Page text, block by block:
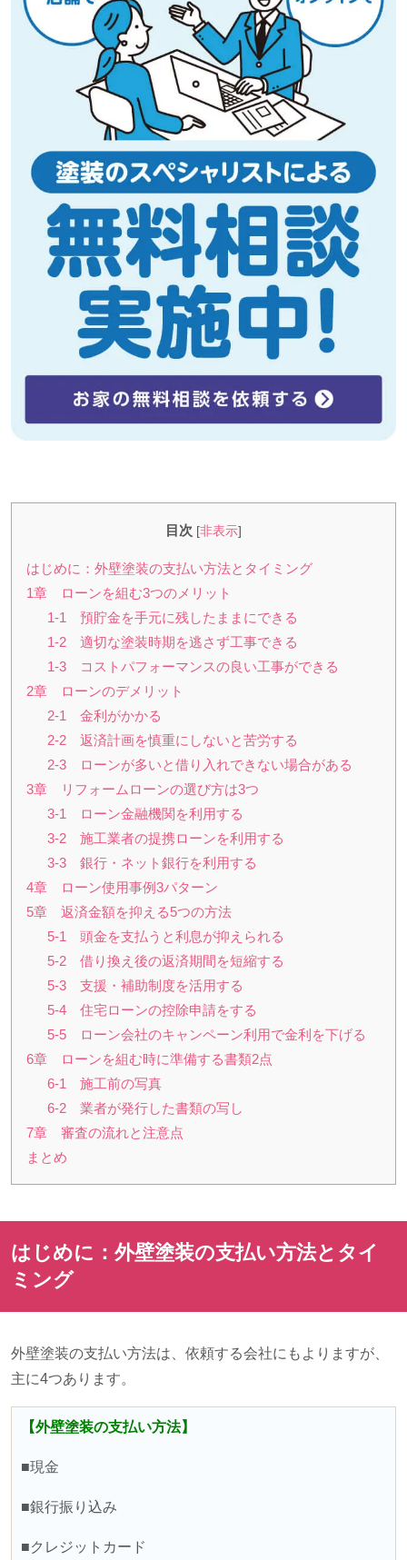
目次 [非表示]
はじめに：外壁塗装の支払い方法とタイミング
1章 ローンを組む3つのメリット
1-1 預貯金を手元に残したままにできる
1-2 適切な塗装時期を逃さず工事できる
1-3 コストパフォーマンスの良い工事ができる
2章 ローンのデメリット
2-1 金利がかかる
2-2 返済計画を慎重にしないと苦労する
2-3 ローンが多いと借り入れできない場合がある
3章 リフォームローンの選び方は3つ
3-1 ローン金融機関を利用する
3-2 施工業者の提携ローンを利用する
3-3 銀行・ネット銀行を利用する
4章 ローン使用事例3パターン
5章 返済金額を抑える5つの方法
5-1 頭金を支払うと利息が抑えられる
5-2 借り換え後の返済期間を短縮する
5-3 支援・補助制度を活用する
5-4 住宅ローンの控除申請をする
5-5 ローン会社のキャンペーン利用で金利を下げる
6章 ローンを組む時に準備する書類2点
6-1 施工前の写真
6-2 業者が発行した書類の写し
7章 審査の流れと注意点
まとめ
はじめに：外壁塗装の支払い方法とタイ
ミング
外壁塗装の支払い方法は、依頼する会社にもよりますが、
主に4つあります。
【外壁塗装の支払い方法】
■現金
■銀行振り込み
■クレジットカード